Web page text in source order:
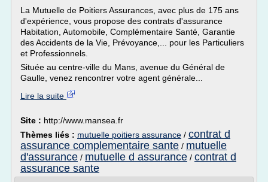
La Mutuelle de Poitiers Assurances, avec plus de 175 ans
d'expérience, vous propose des contrats d'assurance
Habitation, Automobile, Complémentaire Santé, Garantie
des Accidents de la Vie, Prévoyance,... pour les Particuliers
et Professionnels.
Située au centre-ville du Mans, avenue du Général de
Gaulle, venez rencontrer votre agent générale...
Lire la suite
Site : http://www.mansea.fr
Thèmes liés : mutuelle poitiers assurance / contrat d
assurance complementaire sante / mutuelle
d'assurance / mutuelle d assurance / contrat d
assurance sante